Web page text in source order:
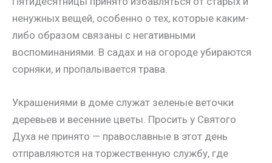
ненужных вещей, особенно о тех, которые каким-
либо образом связаны с негативными
воспоминаниями. В садах и на огороде убираются
сорняки, и пропалывается трава.
Украшениями в доме служат зеленые веточки
деревьев и весенние цветы. Просить у Святого
Духа не принято — православные в этот день
отправляются на торжественную службу, где